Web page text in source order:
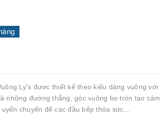
Ly's được thiết kế theo kiểu dáng vuông với
những đường thẳng, góc vuông bo tròn tạo cảm
chuyển để các đầu bếp thỏa sức...